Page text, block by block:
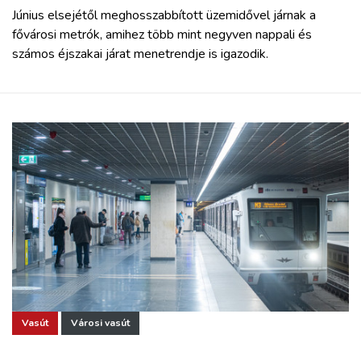
Június elsejétől meghosszabbított üzemidővel járnak a
fővárosi metrók, amihez több mint negyven nappali és
számos éjszakai járat menetrendje is igazodik.
Vasút Városi vasút